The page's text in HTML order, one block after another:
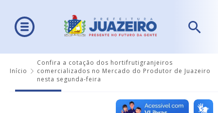
Início
Confira a cotação dos hortifrutigranjeiros
comercializados no Mercado do Produtor de Juazeiro
nesta segunda-feira